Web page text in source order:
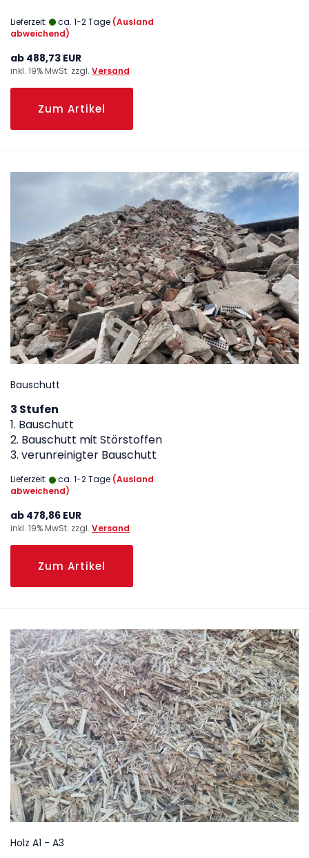
Lieferzeit: ca. 1-2 Tage (Ausland
abweichend)
ab 488,73 EUR
inkl. 19% MwSt. zzgl. Versand
Zum Artikel
Bauschutt
3 Stufen
1. Bauschutt
2. Bauschutt mit Störstoffen
3. verunreinigter Bauschutt
Lieferzeit: ca. 1-2 Tage (Ausland
abweichend)
ab 478,86 EUR
inkl. 19% MwSt. zzgl. Versand
Zum Artikel
Holz A1 - A3